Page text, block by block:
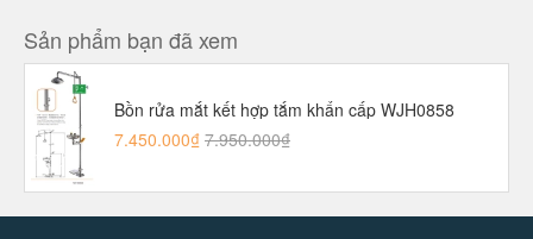
Sản phẩm bạn đã xem
Bồn rửa mắt kết hợp tắm khẩn cấp WJH0858
7.450.000₫ 7.950.000₫